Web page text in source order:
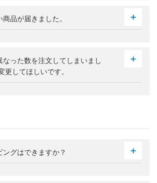
品が届きました。
なった数を注文してしまいまし
更してほしいです。
ングはできますか？